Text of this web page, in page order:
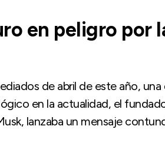
en peligro por
de abril de este año, una
en la actualidad, el
lanzaba un mensaje